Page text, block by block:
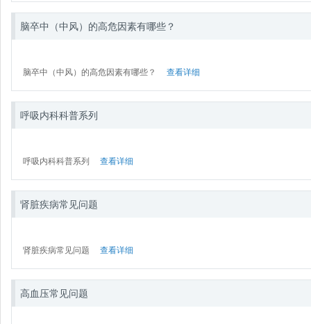
脑卒中（中风）的高危因素有哪些？
脑卒中（中风）的高危因素有哪些？ 查看详细
呼吸内科科普系列
呼吸内科科普系列 查看详细
肾脏疾病常见问题
肾脏疾病常见问题 查看详细
高血压常见问题